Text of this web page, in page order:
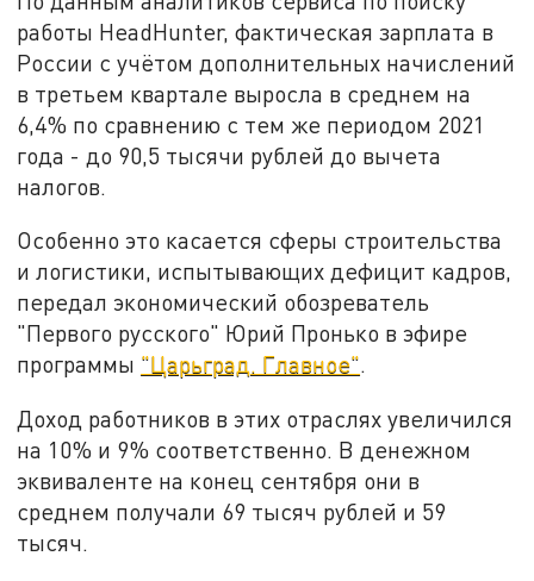
работы HeadHunter, фактическая зарплата в
России с учётом дополнительных начислений
в третьем квартале выросла в среднем на
6,4% по сравнению с тем же периодом 2021
года - до 90,5 тысячи рублей до вычета
налогов.
Особенно это касается сферы строительства
и логистики, испытывающих дефицит кадров,
передал экономический обозреватель
"Первого русского" Юрий Пронько в эфире
программы "Царьград. Главное".
Доход работников в этих отраслях увеличился
на 10% и 9% соответственно. В денежном
эквиваленте на конец сентября они в
среднем получали 69 тысяч рублей и 59
тысяч.